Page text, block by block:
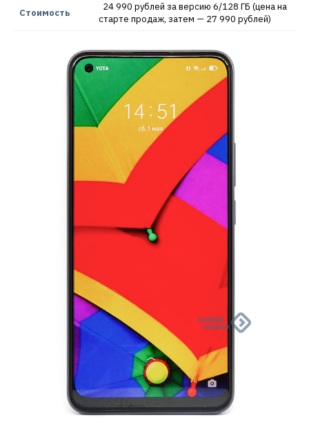
Стоимость
24 990 рублей за версию 6/128 ГБ (цена на
старте продаж, затем — 27 990 рублей)